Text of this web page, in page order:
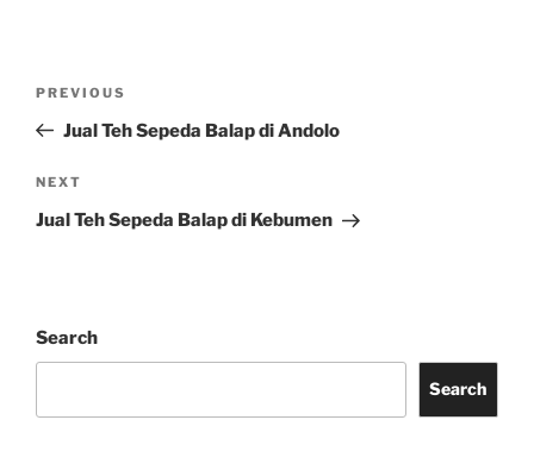
Previous
Post
PREVIOUS
Jual Teh Sepeda Balap di Andolo
Next
Post
NEXT
Jual Teh Sepeda Balap di Kebumen
Search
Search